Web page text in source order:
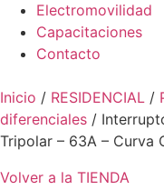
Electromovilidad
Capacitaciones
Contacto
Inicio / RESIDENCIAL /
diferenciales /
Tripolar – 63A – Curva
Volver a la TIENDA